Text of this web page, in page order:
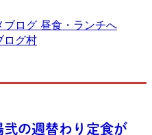
ログ村
の週替わり定食が